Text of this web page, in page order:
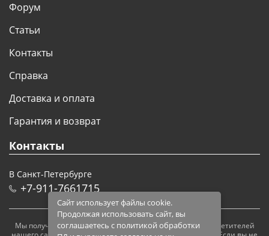
Форум
Статьи
Контакты
Справка
Доставка и оплата
Гарантия и возврат
Контакты
В Санкт-Петербурге
+7-911-7661715
Мы получаем и обрабатываем персональные данные посетителей
Сайт использует файлы cookie.
Продолжая использовать сайт, вы
соглашаетесь с политикой обработки